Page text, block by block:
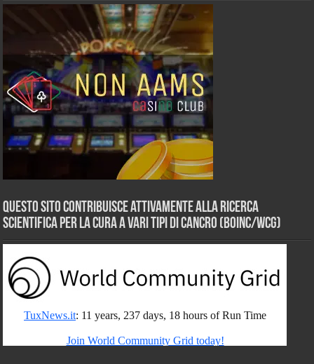
Questo sito contribuisce attivamente alla ricerca
scientifica per la cura a vari tipi di Cancro (BOINC/WCG)